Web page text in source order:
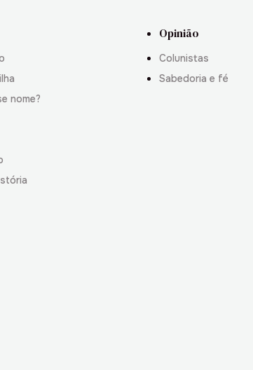
nome?
Opinião
Colunistas
Sabedoria e fé